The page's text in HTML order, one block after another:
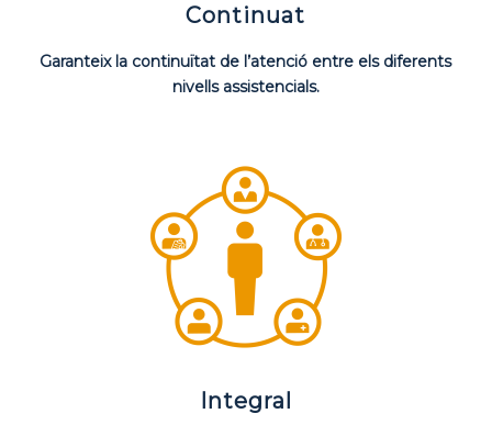
Continuat
Garanteix la continuïtat de l’atenció entre els diferents
nivells assistencials.
Integral